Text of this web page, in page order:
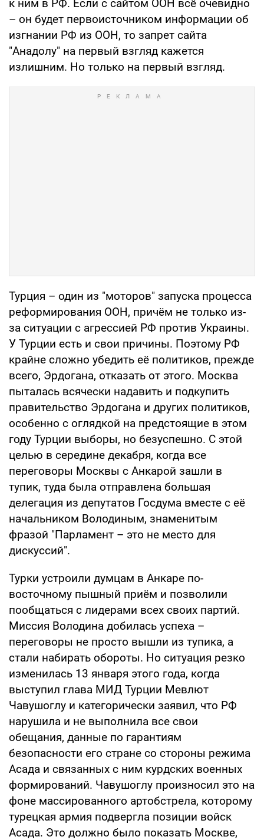
к ним в РФ. Если с сайтом ООН всё очевидно
– он будет первоисточником информации об
изгнании РФ из ООН, то запрет сайта
"Анадолу" на первый взгляд кажется
излишним. Но только на первый взгляд.
Турция – один из "моторов" запуска процесса
реформирования ООН, причём не только из-
за ситуации с агрессией РФ против Украины.
У Турции есть и свои причины. Поэтому РФ
крайне сложно убедить её политиков, прежде
всего, Эрдогана, отказать от этого. Москва
пыталась всячески надавить и подкупить
правительство Эрдогана и других политиков,
особенно с оглядкой на предстоящие в этом
году Турции выборы, но безуспешно. С этой
целью в середине декабря, когда все
переговоры Москвы с Анкарой зашли в
тупик, туда была отправлена большая
делегация из депутатов Госдума вместе с её
начальником Володиным, знаменитым
фразой "Парламент – это не место для
дискуссий".
Турки устроили думцам в Анкаре по-
восточному пышный приём и позволили
пообщаться с лидерами всех своих партий.
Миссия Володина добилась успеха –
переговоры не просто вышли из тупика, а
стали набирать обороты. Но ситуация резко
изменилась 13 января этого года, когда
выступил глава МИД Турции Мевлют
Чавушоглу и категорически заявил, что РФ
нарушила и не выполнила все свои
обещания, данные по гарантиям
безопасности его стране со стороны режима
Асада и связанных с ним курдских военных
формирований. Чавушоглу произносил это на
фоне массированного артобстрела, которому
турецкая армия подвергла позиции войск
Асада. Это должно было показать Москве,